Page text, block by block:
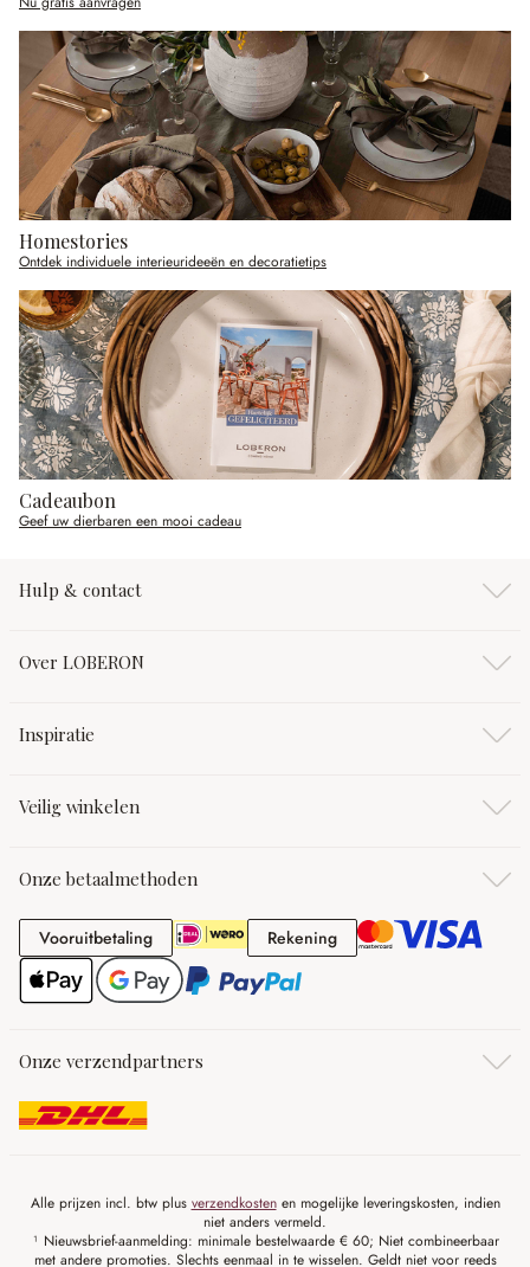
Homestories
Ontdek individuele interieurideeën en decoratietips
Cadeaubon
Geef uw dierbaren een mooi cadeau
Hulp & contact
Over LOBERON
Inspiratie
Veilig winkelen
Onze betaalmethoden
VooruitbetalingVooruitbetaling RekeningRekening
Onze verzendpartners
Alle prijzen incl. btw plus verzendkostenen mogelijke leveringskosten, indien
niet anders vermeld.
¹ Nieuwsbrief-aanmelding: minimale bestelwaarde € 60; Niet combineerbaar
met andere promoties. Slechts eenmaal in te wisselen. Geldt niet voor reeds